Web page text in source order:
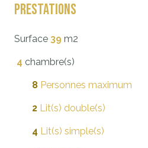
Prestations
Surface 39 m2
4 chambre(s)
8 Personnes maximum
2 Lit(s) double(s)
4 Lit(s) simple(s)